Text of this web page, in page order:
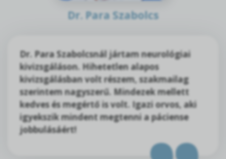
Dr. Para Szabolcs
Dr. Para Szabolcsnál jártam neurológiai
kivizsgáláson. Hihetetlen alapos
kivizsgálásban volt részem, szakmailag
szerintem nagyszerű. Mindezek mellett
kedves és megértő is volt. Igazi orvos, aki
igyekszik mindent megtenni a páciense
jobbulásáért!